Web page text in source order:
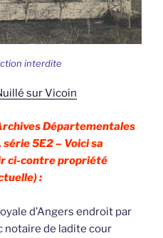
interdite
sur Vicoin
Départementales
5E2 – Voici sa
ci-contre propriété
:
d’Angers endroit par
notaire de ladite cour